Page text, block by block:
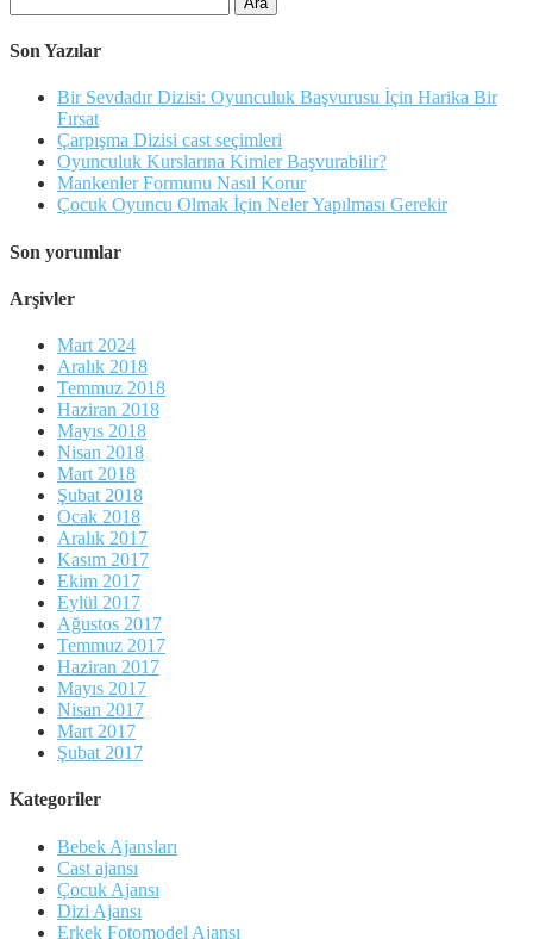
Son Yazılar
Bir Sevdadır Dizisi: Oyunculuk Başvurusu İçin Harika Bir
Fırsat
Çarpışma Dizisi cast seçimleri
Oyunculuk Kurslarına Kimler Başvurabilir?
Mankenler Formunu Nasıl Korur
Çocuk Oyuncu Olmak İçin Neler Yapılması Gerekir
Son yorumlar
Arşivler
Mart 2024
Aralık 2018
Temmuz 2018
Haziran 2018
Mayıs 2018
Nisan 2018
Mart 2018
Şubat 2018
Ocak 2018
Aralık 2017
Kasım 2017
Ekim 2017
Eylül 2017
Ağustos 2017
Temmuz 2017
Haziran 2017
Mayıs 2017
Nisan 2017
Mart 2017
Şubat 2017
Kategoriler
Bebek Ajansları
Cast ajansı
Çocuk Ajansı
Dizi Ajansı
Erkek Fotomodel Ajansı